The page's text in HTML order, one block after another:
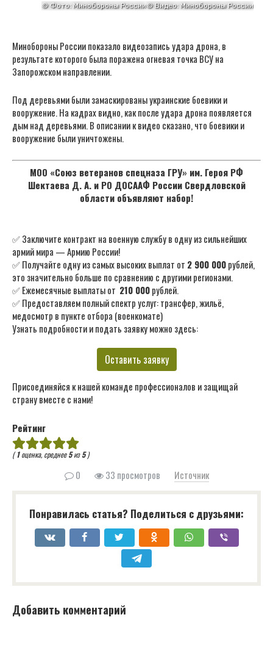
Минобороны России показало видеозапись удара дрона, в
результате которого была поражена огневая точка ВСУ на
Запорожском направлении.
Под деревьями были замаскированы украинские боевики и
вооружение. На кадрах видно, как после удара дрона появляется
дым над деревьями. В описании к видео сказано, что боевики и
вооружение были уничтожены.
МОО «Союз ветеранов спецназа ГРУ» им. Героя РФ
Шектаева Д. А. и РО ДОСААФ России Свердловской
области объявляют набор!
✅ Заключите контракт на военную службу в одну из сильнейших
армий мира — Армию России!
✅ Получайте одну из самых высоких выплат от 2 900 000рублей,
это значительно больше по сравнению с другими регионами.
✅ Ежемесячные выплаты от 210 000рублей.
✅ Предоставляем полный спектр услуг: трансфер, жильё,
медосмотр в пункте отбора (военкомате)
Узнать подробности и подать заявку можно здесь:
Оставить заявку
Присоединяйся к нашей команде профессионалов и защищай
страну вместе с нами!
Рейтинг
(1оценка, среднее5из5)
0 33 просмотров Источник
Понравилась статья? Поделиться с друзьями:
Добавить комментарий